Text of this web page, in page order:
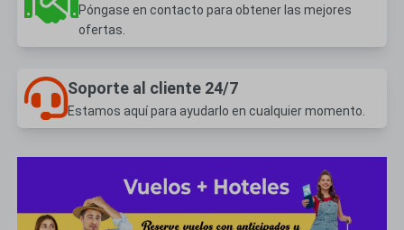
Póngase en contacto para obtener las mejores
ofertas.
Soporte al cliente 24/7
Estamos aquí para ayudarlo en cualquier momento.